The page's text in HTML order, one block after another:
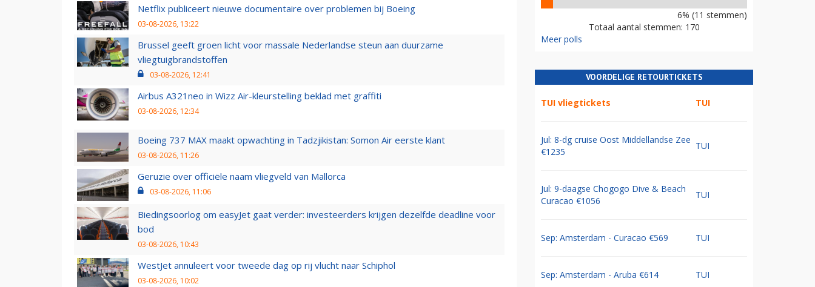
Netflix publiceert nieuwe documentaire over problemen bij Boeing
03-08-2026, 13:22
Brussel geeft groen licht voor massale Nederlandse steun aan duurzame
vliegtuigbrandstoffen
03-08-2026, 12:41
Airbus A321neo in Wizz Air-kleurstelling beklad met graffiti
03-08-2026, 12:34
Boeing 737 MAX maakt opwachting in Tadzjikistan: Somon Air eerste klant
03-08-2026, 11:26
Geruzie over officiële naam vliegveld van Mallorca
03-08-2026, 11:06
Biedingsoorlog om easyJet gaat verder: investeerders krijgen dezelfde deadline voor
bod
03-08-2026, 10:43
WestJet annuleert voor tweede dag op rij vlucht naar Schiphol
03-08-2026, 10:02
6% (11 stemmen)
Totaal aantal stemmen: 170
Meer polls
VOORDELIGE RETOURTICKETS
TUI vliegtickets TUI
Jul: 8-dg cruise Oost Middellandse Zee
€1235
TUI
Jul: 9-daagse Chogogo Dive & Beach
Curacao €1056
TUI
Sep: Amsterdam - Curacao €569 TUI
Sep: Amsterdam - Aruba €614 TUI